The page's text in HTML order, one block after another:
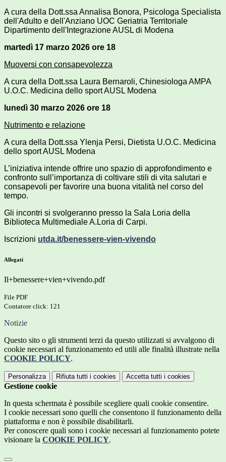
A cura della Dott.ssa Annalisa Bonora, Psicologa Specialista
dell'Adulto e dell'Anziano UOC Geriatria Territoriale
Dipartimento dell'Integrazione AUSL di Modena
martedì 17 marzo 2026 ore 18
Muoversi con consapevolezza
A cura della Dott.ssa Laura Bernaroli, Chinesiologa AMPA
U.O.C. Medicina dello sport AUSL Modena
lunedì 30 marzo 2026 ore 18
Nutrimento e relazione
A cura della Dott.ssa Ylenja Persi, Dietista U.O.C. Medicina
dello sport AUSL Modena
L’iniziativa intende offrire uno spazio di approfondimento e
confronto sull’importanza di coltivare stili di vita salutari e
consapevoli per favorire una buona vitalità nel corso del
tempo.
Gli incontri si svolgeranno presso la Sala Loria della
Biblioteca Multimediale A.Loria di Carpi.
Iscrizioni utda.it/benessere-vien-vivendo
Allegati
Il+benessere+vien+vivendo.pdf
File PDF
Contatore click: 121
Notizie
Questo sito o gli strumenti terzi da questo utilizzati si avvalgono di
cookie necessari al funzionamento ed utili alle finalità illustrate nella
COOKIE POLICY.
Personalizza Rifiuta tutti i cookies Accetta tutti i cookies
Gestione cookie
In questa schermata è possibile scegliere quali cookie consentire.
I cookie necessari sono quelli che consentono il funzionamento della
piattaforma e non è possibile disabilitarli.
Per conoscere quali sono i cookie necessari al funzionamento potete
visionare la COOKIE POLICY.